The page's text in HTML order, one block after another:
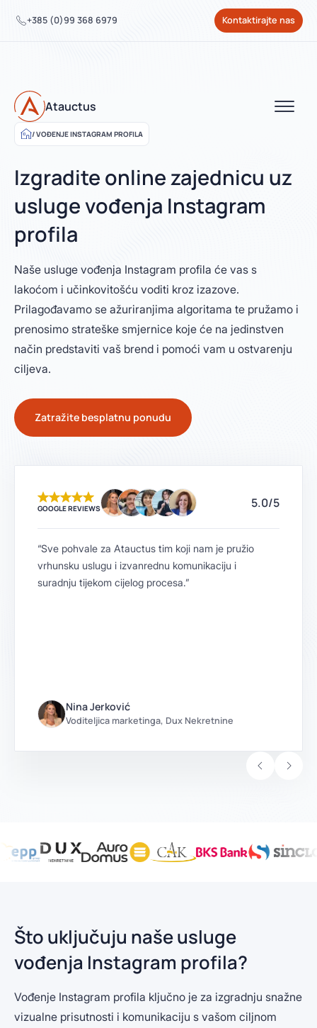
+385 (0)99 368 6979 Kontaktirajte nas
Atauctus
VOĐENJE INSTAGRAM PROFILA
Izgradite online zajednicu uz
usluge vođenja Instagram
profila
Naše usluge vođenja Instagram profila će vas s
lakoćom i učinkovitošću voditi kroz izazove.
Prilagođavamo se ažuriranjima algoritama te pružamo i
prenosimo strateške smjernice koje će na jedinstven
način predstaviti vaš brend i pomoći vam u ostvarenju
ciljeva.
Zatražite besplatnu ponudu
GOOGLE REVIEWS 5.0/5
“Sve pohvale za Atauctus tim koji nam je pružio
vrhunsku uslugu i izvanrednu komunikaciju i
suradnju tijekom cijelog procesa.”
Nina Jerković
Voditeljica marketinga, Dux Nekretnine
Što uključuju naše usluge
vođenja Instagram profila?
Vođenje Instagram profila ključno je za izgradnju snažne
vizualne prisutnosti i komunikaciju s vašom ciljnom